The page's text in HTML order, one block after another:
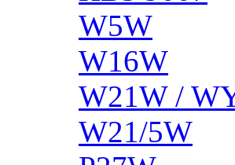
W5W
W16W
W21W /
W21/5W